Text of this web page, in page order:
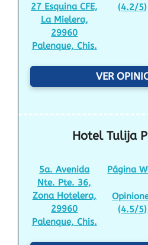
27 Esquina CFE,
La Mielera,
29960
Palenque, Chis.
(4.2/5)
VER
Hotel Tulija
5a. Avenida
Nte. Pte. 36,
Zona Hotelera,
29960
Palenque, Chis.
Página
(4.5/5)